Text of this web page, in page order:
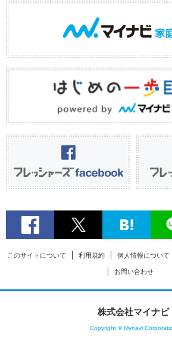
このサイトについて 利用規約 個人情報について
お問い合わせ
株式会社マイナビ
Copyright © Mynavi